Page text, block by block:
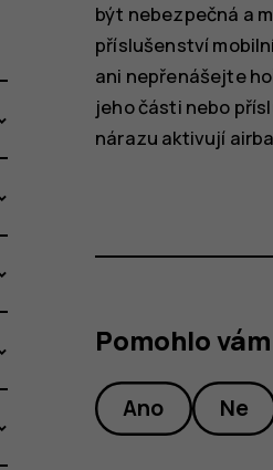
být nebezpečná a
příslušenství
ani nepřenášejte
jeho části nebo
nárazu aktivují
Pomohlo
Ano Ne